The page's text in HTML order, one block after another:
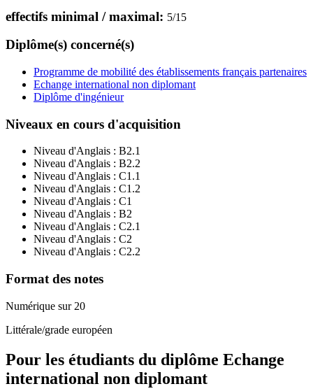
effectifs minimal / maximal: 5/15
Diplôme(s) concerné(s)
Programme de mobilité des établissements français partenaires
Echange international non diplomant
Diplôme d'ingénieur
Niveaux en cours d'acquisition
Niveau d'Anglais : B2.1
Niveau d'Anglais : B2.2
Niveau d'Anglais : C1.1
Niveau d'Anglais : C1.2
Niveau d'Anglais : C1
Niveau d'Anglais : B2
Niveau d'Anglais : C2.1
Niveau d'Anglais : C2
Niveau d'Anglais : C2.2
Format des notes
Numérique sur 20
Littérale/grade européen
Pour les étudiants du diplôme Echange
international non diplomant